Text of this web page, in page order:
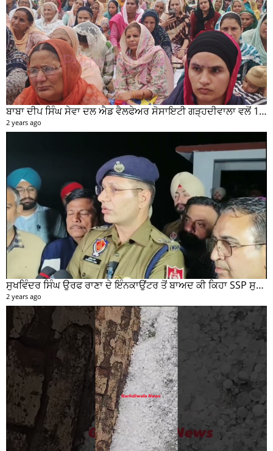
ਬਾਬਾ ਦੀਪ ਸਿੰਘ ਸੇਵਾ ਦਲ ਐਡ ਵੈਲਫੇਅਰ ਸੋਸਾਇਟੀ ਗੜ੍ਹਦੀਵਾਲਾ ਵਲੋਂ 100 ਵਾਂ ਮਹੀਨਾਵਾਰ ਰਾਸ਼ਨ ਵੰਡ ਸਮਾਰੋਹ ਕਰਵਾਇਆ
2 years ago
ਸੁਖਵਿੰਦਰ ਸਿੰਘ ਉਰਫ ਰਾਣਾ ਦੇ ਇੰਨਕਾਉਂਟਰ ਤੋਂ ਬਾਅਦ ਕੀ ਕਿਹਾ SSP ਸੁਰੇਂਦਰ ਲਾਂਬਾ ਤੁਸੀਂ ਵੀ ਸੁਣੋ...
2 years ago